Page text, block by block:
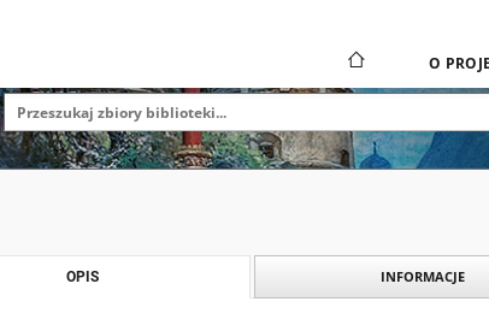
O
OPIS INFORMACJE